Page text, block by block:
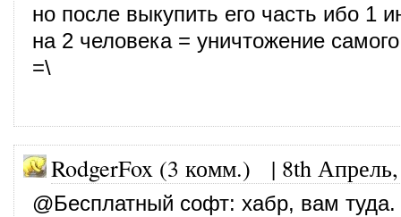
но после выкупить его часть ибо 1
на 2 человека = уничтожение
=\
RodgerFox (3 комм.) | 8th
@Бесплатный софт: хабр, вам